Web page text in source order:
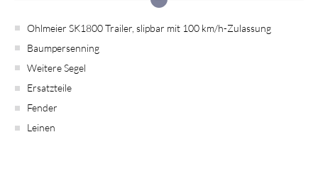
Ohlmeier SK1800 Trailer, slipbar mit 100 km/h-Zulassung
Baumpersenning
Weitere Segel
Ersatzteile
Fender
Leinen